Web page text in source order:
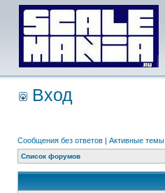
Вход
Сообщения без ответов | Активные темы
Список форумов